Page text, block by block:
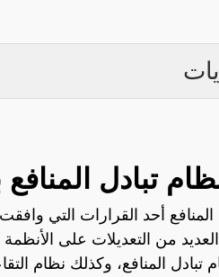
تبادل المنافع
المنافع أحد القرارات التي
من التعديلات على
تبادل المنافع، وكذلك نظام